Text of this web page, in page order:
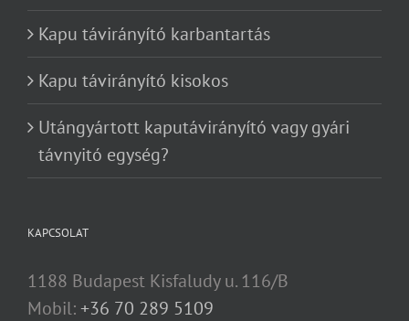
Kapu távirányító karbantartás
Kapu távirányító kisokos
Utángyártott kaputávirányító vagy gyári
távnyitó egység?
KAPCSOLAT
1188 Budapest Kisfaludy u. 116/B
Mobil:+36 70 289 5109